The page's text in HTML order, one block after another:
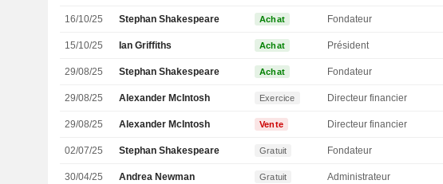
16/10/25 Stephan Shakespeare Achat Fondateur
15/10/25 Ian Griffiths Achat Président
29/08/25 Stephan Shakespeare Achat Fondateur
29/08/25 Alexander McIntosh Exercice Directeur financier
29/08/25 Alexander McIntosh Vente Directeur financier
02/07/25 Stephan Shakespeare Gratuit Fondateur
30/04/25 Andrea Newman Gratuit Administrateur